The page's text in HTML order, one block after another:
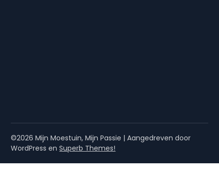
©2026 Mijn Moestuin, Mijn Passie | Aangedreven door
WordPress enSuperb Themes!